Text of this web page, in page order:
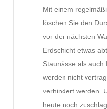
Mit einem
löschen Sie den
vor der nächsten
Erdschicht etwas
Staunässe als auch
werden nicht
verhindert werden.
heute noch